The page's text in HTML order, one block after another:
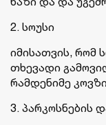
2. სოუსი
იმისათვის, რომ
თხევადი
რამდენიმე
3. პარკოსნების